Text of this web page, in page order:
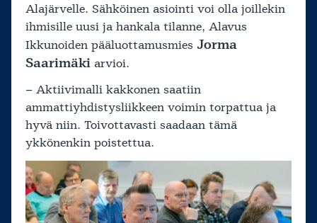
Alajärvelle. Sähköinen asiointi voi olla joillekin
ihmisille uusi ja hankala tilanne, Alavus
Ikkunoiden pääluottamusmies Jorma
Saarimäki arvioi.
– Aktiivimalli kakkonen saatiin
ammattiyhdistysliikkeen voimin torpattua ja
hyvä niin. Toivottavasti saadaan tämä
ykkönenkin poistettua.